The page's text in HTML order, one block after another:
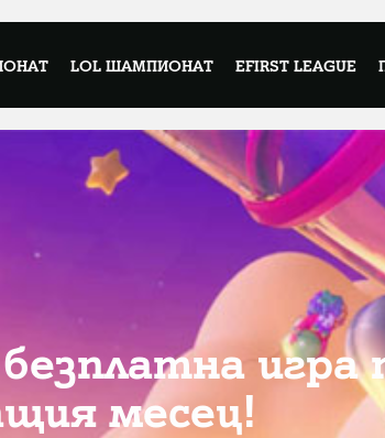
LOL ШАМПИОНАТ EFIRST LEAGUE
игра
месец!